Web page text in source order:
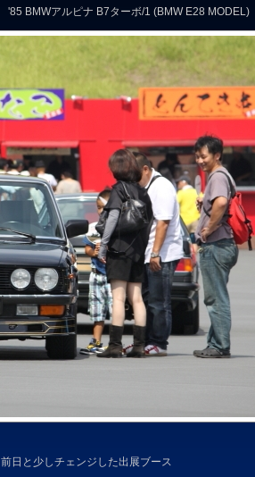
BMWアルピナ B7ターボ/1 (BMW E28 MODEL)
前日と少しチェンジした出展ブース